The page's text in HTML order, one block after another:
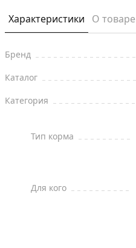
Характеристики О товаре
Бренд
Каталог
Категория
Тип корма
Для кого